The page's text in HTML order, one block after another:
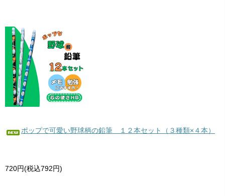
ポップで可愛い野球柄の鉛筆 １２本セット（３種類×４本）
720円(税込792円)